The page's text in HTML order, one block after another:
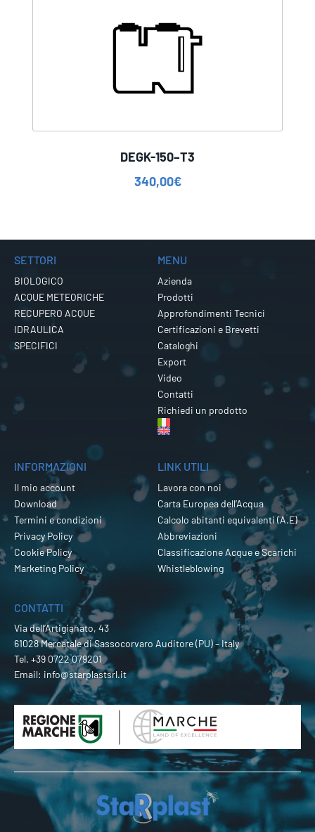
DEGK-150–T3
340,00€
SETTORI
BIOLOGICO
ACQUE METEORICHE
RECUPERO ACQUE
IDRAULICA
SPECIFICI
MENU
Azienda
Prodotti
Approfondimenti Tecnici
Certificazioni e Brevetti
Cataloghi
Export
Video
Contatti
Richiedi un prodotto
INFORMAZIONI
Il mio account
Download
Termini e condizioni
Privacy Policy
Cookie Policy
Marketing Policy
LINK UTILI
Lavora con noi
Carta Europea dell’Acqua
Calcolo abitanti equivalenti (A.E)
Abbreviazioni
Classificazione Acque e Scarichi
Whistleblowing
CONTATTI
Via dell’Artigianato, 43
61028 Mercatale di Sassocorvaro Auditore (PU) – Italy
Tel. +39 0722 079201
Email: info@starplastsrl.it